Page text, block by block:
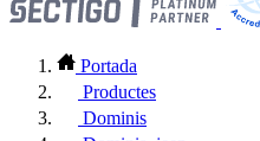
Portada
Productes
Dominis